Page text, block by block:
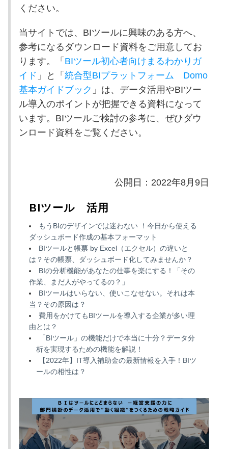
ください。
当サイトでは、 BIツールに興味のある方へ、
参考になるダウンロード資料をご用意してお
ります。「 BIツール初心者向けまるわかりガ
イド 」と「 統合型BIプラットフォーム Domo
基本ガイドブック 」は、データ活用やBIツー
ル導入のポイントが把握できる資料になって
います。 BIツールご検討の参考に、ぜひダウ
ンロード資料をご覧ください。
公開日：2022年8月9日
BIツール 活用
もうBIのデザインでは迷わない ！今日から使える
ダッシュボード作成の基本フォーマット
BIツールと帳票 by Excel（エクセル）の違いと
は？その帳票、ダッシュボード化してみませんか？
BIの分析機能があなたの仕事を楽にする！「その
作業、まだ人がやってるの？」
BIツールはいらない、使いこなせない。それは本
当？その原因は？
費用をかけてもBIツールを導入する企業が多い理
由とは？
「BIツール」の機能だけで本当に十分？データ分
析を実現するための機能を解説！
【2022年】IT導入補助金の最新情報を入手！BIツ
ールの相性は？